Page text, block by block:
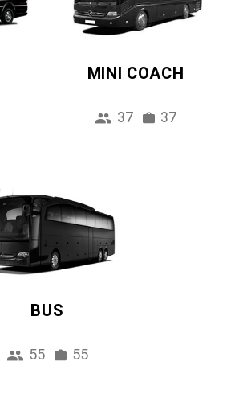
MINI COACH
37 37
BUS
55 55